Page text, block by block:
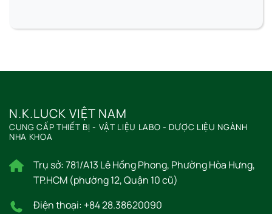
N.K.LUCK VIỆT NAM
CUNG CẤP THIẾT BỊ - VẬT LIỆU LABO - DƯỢC LIỆU NGÀNH
NHA KHOA
Trụ sở: 781/A13 Lê Hồng Phong, Phường Hòa Hưng,
TP.HCM (phường 12, Quận 10 cũ)
Điện thoại: +84 28.38620090